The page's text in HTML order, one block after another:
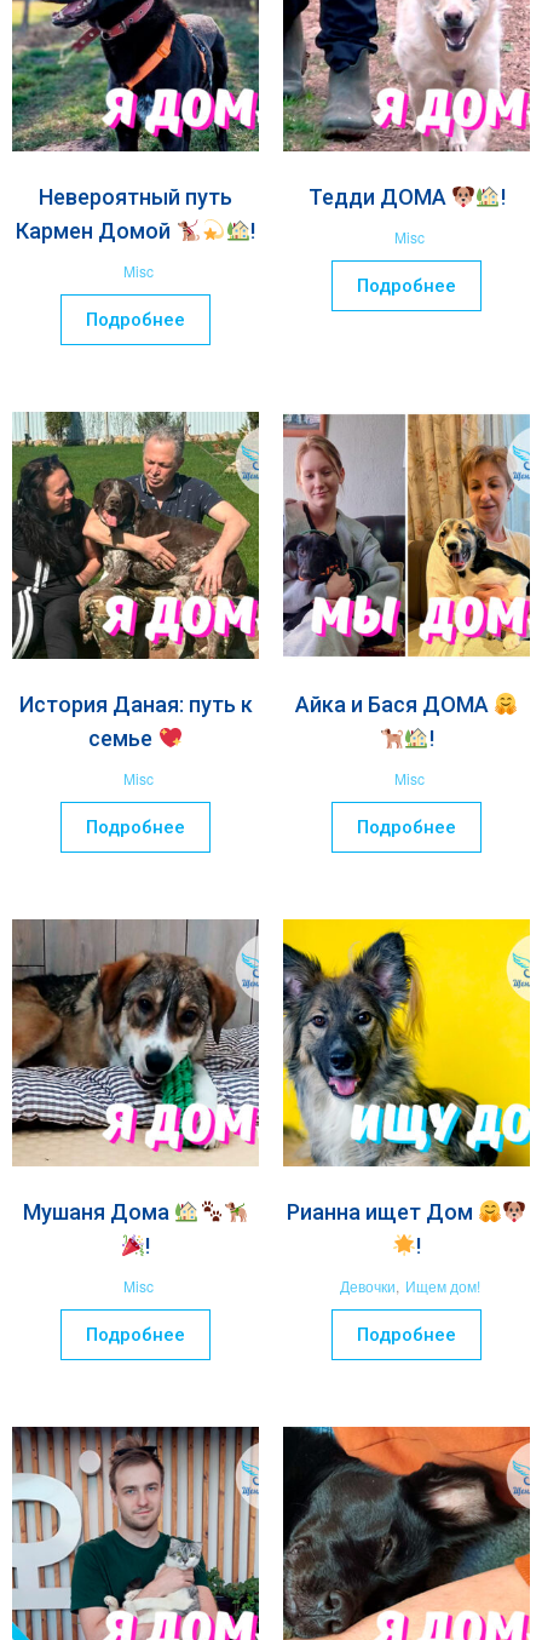
Невероятный путь
Кармен Домой
!
Misc
Подробнее
Тедди ДОМА !
Misc
Подробнее
История Даная: путь к
семье
Misc
Подробнее
Айка и Бася ДОМА
!
Misc
Подробнее
Мушаня Дома
!
Misc
Подробнее
Рианна ищет Дом
!
Девочки, Ищем дом!
Подробнее